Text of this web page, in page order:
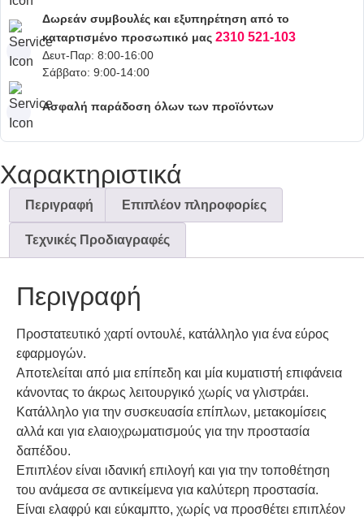
Δωρεάν συμβουλές και εξυπηρέτηση από το
καταρτισμένο προσωπικό μας 2310 521-103
Δευτ-Παρ: 8:00-16:00
Σάββατο: 9:00-14:00
Ασφαλή παράδοση όλων των προϊόντων
Χαρακτηριστικά
Περιγραφή Επιπλέον πληροφορίες
Τεχνικές Προδιαγραφές
Περιγραφή
Προστατευτικό χαρτί οντουλέ, κατάλληλο για ένα εύρος
εφαρμογών.
Αποτελείται από μια επίπεδη και μία κυματιστή επιφάνεια
κάνοντας το άκρως λειτουργικό χωρίς να γλιστράει.
Κατάλληλο για την συσκευασία επίπλων, μετακομίσεις
αλλά και για ελαιοχρωματισμούς για την προστασία
δαπέδου.
Επιπλέον είναι ιδανική επιλογή και για την τοποθέτηση
του ανάμεσα σε αντικείμενα για καλύτερη προστασία.
Είναι ελαφρύ και εύκαμπτο, χωρίς να προσθέτει επιπλέον